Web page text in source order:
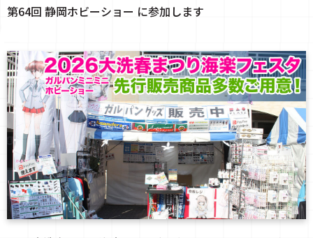
第64回 静岡ホビーショー に参加します